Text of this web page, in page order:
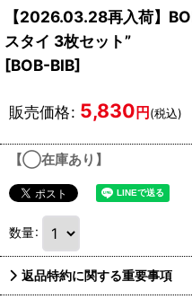
【2026.03.28再入荷】
スタイ 3枚セット”
[BOB-BIB]
販売価格: 5,830円(税込)
【◯在庫あり】
数量:
返品特約に関する重要事項